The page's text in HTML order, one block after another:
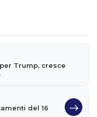
Trump, cresce
del 16